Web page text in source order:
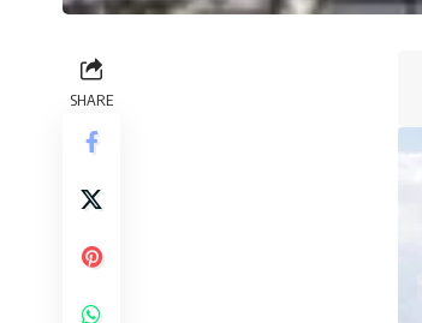
SHARE